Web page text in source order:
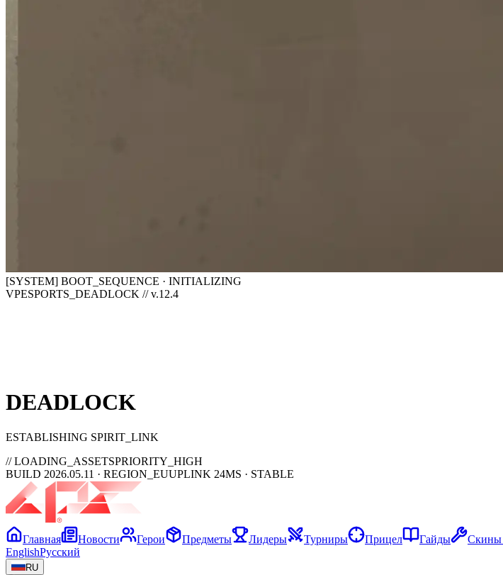
[SYSTEM] BOOT_SEQUENCE · INITIALIZING
VPESPORTS_DEADLOCK // v.12.4
DEADLOCK
ESTABLISHING SPIRIT_LINK
// LOADING_ASSETSPRIORITY_HIGH
BUILD 2026.05.11 · REGION_EUUPLINK 24MS · STABLE
Главная Новости Герои Предметы Лидеры Турниры Прицел Гайды
Скины
EnglishРусский
RU